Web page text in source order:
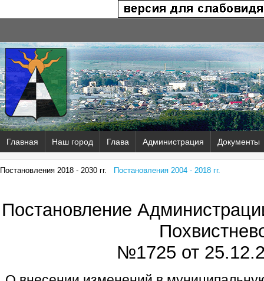
Главная Наш город Глава Администрация Документы
Постановления 2018 - 2030 гг. Постановления 2004 - 2018 гг.
Постановление
№1725 от